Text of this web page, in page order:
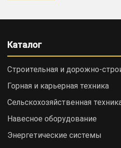
Каталог
Строительная и дорожно-
Горная и карьерная техника
Сельскохозяйственная
Навесное оборудование
Энергетические системы